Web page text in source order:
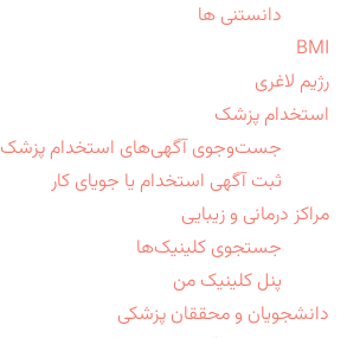
دانستنی ها
BMI
رژیم لاغری
استخدام پزشک
جست‌وجوی آگهی‌های استخدام پزشک
ثبت آگهی استخدام یا جویای کار
مراکز درمانی و زیبایی
جستجوی کلینیک‌ها
پنل کلینیک من
دانشجویان و محققان پزشکی